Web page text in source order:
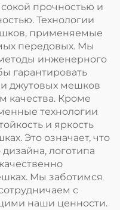
прочностью и
Технологии
применяемые
передовых. Мы
инженерного
гарантировать
джутовых мешков
качества. Кроме
технологии
и яркость
Это означает, что
логотипа
Мы заботимся
с
наши ценности.